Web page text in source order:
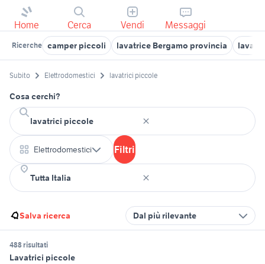
Home Cerca Vendi Messaggi
Ricerche camper piccoli lavatrice Bergamo provincia
Subito Elettrodomestici lavatrici piccole
Cosa cerchi?
Elettrodomestici Filtri
Salva ricerca Dal più rilevante
488 risultati
Lavatrici piccole